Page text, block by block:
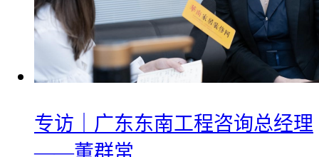
专访｜广东东南工程咨询总经理
——董群常